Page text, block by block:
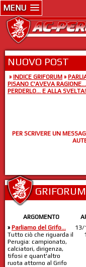
MENU
NUOVO POST
» INDICE GRIFORUM »
PISANO C'AVEVA
PERDERLO... E ALLA
PER SCRIVERE UN
GRIFORUM
ARGOMENTO
» Parliamo del Grifo...
Tutto ciò che riguarda il
Perugia: campionato,
calciatori, dirigenza,
tifosi e quant'altro
ruota attorno al Grifo
13/